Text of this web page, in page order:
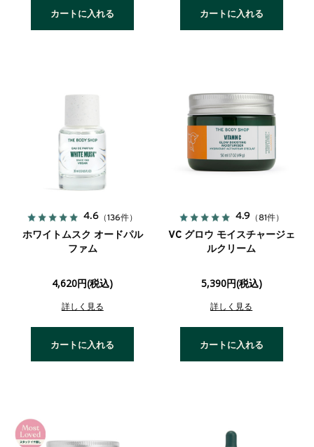
カートに入れる カートに入れる
4.6 （136件）
ホワイトムスク オードパル
ファム
4,620円(税込)
詳しく見る
カートに入れる
4.9 （81件）
VC グロウ モイスチャージェ
ルクリーム
5,390円(税込)
詳しく見る
カートに入れる